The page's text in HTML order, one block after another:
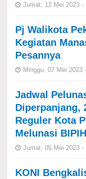
Jumat, 12 Mei 2023 -
Pj Walikota
Kegiatan
Pesannya
Minggu, 07 Mei 2023
Jadwal
Diperpanjang,
Reguler Kota
Melunasi BIPIH
Jumat, 05 Mei 2023 -
KONI